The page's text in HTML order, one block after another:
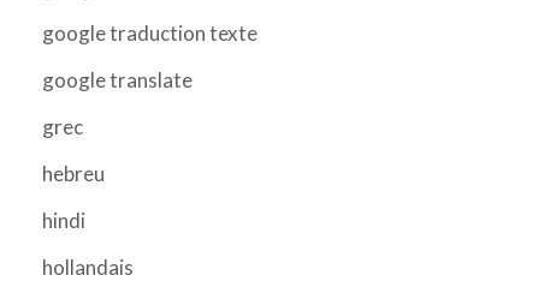
google traduction texte
google translate
grec
hebreu
hindi
hollandais